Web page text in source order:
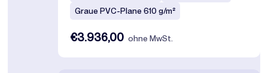
Graue PVC-Plane 610 g/m²
€3.936,00 ohne MwSt.